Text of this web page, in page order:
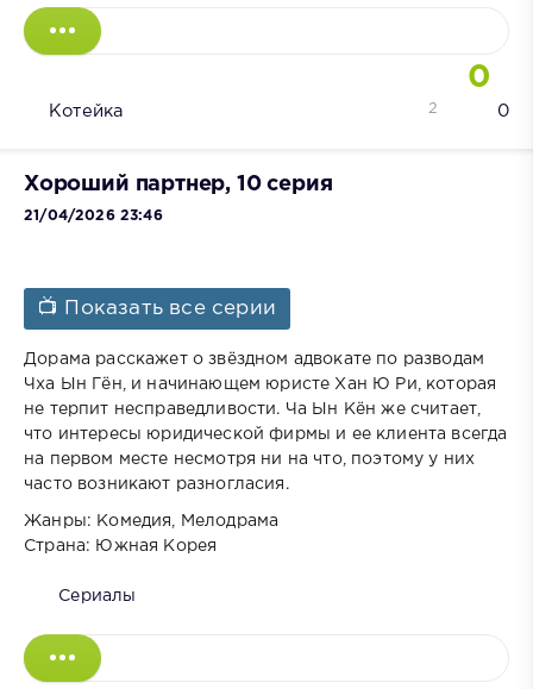
0
Котейка 0
2
Хороший партнер, 10 серия
21/04/2026 23:46
📺 Показать все серии
Дорама расскажет о звёздном адвокате по разводам
Чха Ын Гён, и начинающем юристе Хан Ю Ри, которая
не терпит несправедливости. Ча Ын Кён же считает,
что интересы юридической фирмы и ее клиента всегда
на первом месте несмотря ни на что, поэтому у них
часто возникают разногласия.
Жанры: Комедия, Мелодрама
Страна: Южная Корея
Сериалы